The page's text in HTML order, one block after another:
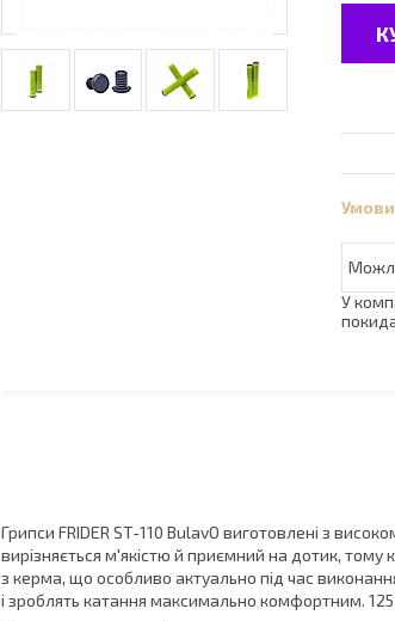
У
Грипси FRIDER ST-110 BulavO виготовлені з
вирізняється м'якістю й приємний на дотик,
з керма, що особливо актуально під час
і зроблять катання максимально комфортним.